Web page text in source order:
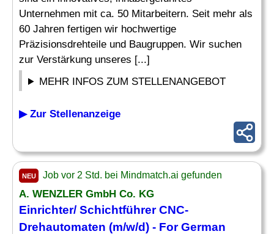
Unternehmen mit ca. 50 Mitarbeitern. Seit mehr als
60 Jahren fertigen wir hochwertige
Präzisionsdrehteile und Baugruppen. Wir suchen
zur Verstärkung unseres [...]
MEHR INFOS ZUM STELLENANGEBOT
▶ Zur Stellenanzeige
NEU Job vor 2 Std. bei Mindmatch.ai gefunden
A. WENZLER GmbH Co. KG
Einrichter/ Schichtführer CNC-
Drehautomaten (m/w/d) - For German